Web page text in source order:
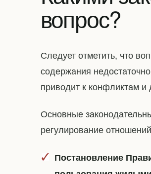
вопрос?
Следует отметить, что
содержания
приводит к конфликтам
Основные
регулирование
Постановление